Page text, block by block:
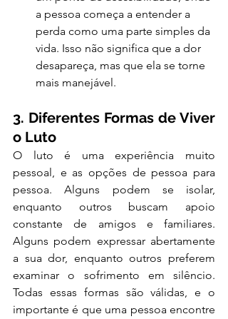
a pessoa começa a entender a
perda como uma parte simples da
vida. Isso não significa que a dor
desapareça, mas que ela se torne
mais manejável.
3. Diferentes Formas de Viver
o Luto
O luto é uma experiência muito
pessoal, e as opções de pessoa para
pessoa. Alguns podem se isolar,
enquanto outros buscam apoio
constante de amigos e familiares.
Alguns podem expressar abertamente
a sua dor, enquanto outros preferem
examinar o sofrimento em silêncio.
Todas essas formas são válidas, e o
importante é que uma pessoa encontre